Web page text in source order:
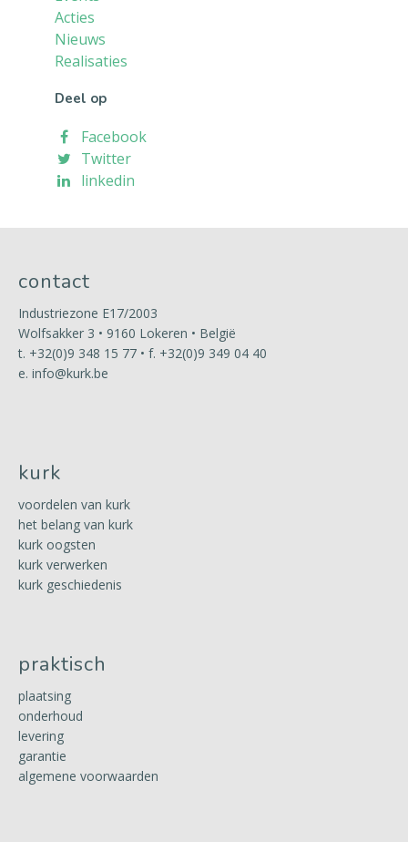
Acties
Nieuws
Realisaties
Deel op
Facebook
Twitter
linkedin
contact
Industriezone E17/2003
Wolfsakker 3 • 9160 Lokeren • België
t. +32(0)9 348 15 77 • f. +32(0)9 349 04 40
e. info@kurk.be
kurk
voordelen van kurk
het belang van kurk
kurk oogsten
kurk verwerken
kurk geschiedenis
praktisch
plaatsing
onderhoud
levering
garantie
algemene voorwaarden